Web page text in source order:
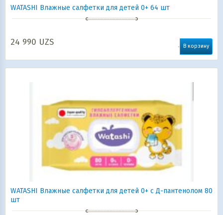
WATASHI Влажные салфетки для детей 0+ 64 шт
24 990 UZS В корзину
WATASHI Влажные салфетки для детей 0+ с Д-пантенолом 80
шт